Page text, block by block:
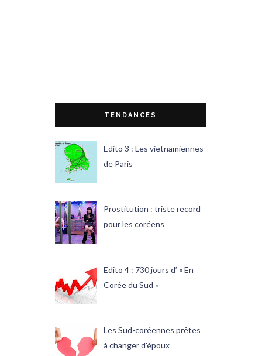
TENDANCES
Edito 3 : Les vietnamiennes
de Paris
Prostitution : triste record
pour les coréens
Edito 4 : 730 jours d’ « En
Corée du Sud »
Les Sud-coréennes prêtes
à changer d'époux